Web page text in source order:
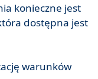
konieczne jest
dostępna jest
warunków